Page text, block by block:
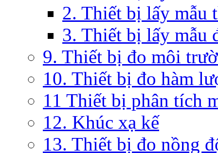
2. Thiết bị lấy mẫu
3. Thiết bị lấy mẫu
9. Thiết bị đo môi
10. Thiết bị đo hàm
11 Thiết bị phân tích
12. Khúc xạ kế
13. Thiết bị đo nồng